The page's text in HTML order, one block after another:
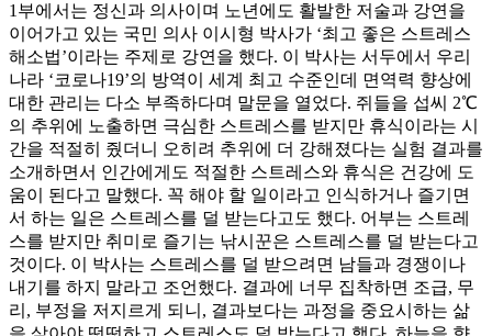
1부에서는 정신과 의사이며 노년에도 활발한 저술과 강연을
이어가고 있는 국민 의사 이시형 박사가 ‘최고 좋은 스트레스
해소법’이라는 주제로 강연을 했다. 이 박사는 서두에서 우리
나라 ‘코로나19’의 방역이 세계 최고 수준인데 면역력 향상에
대한 관리는 다소 부족하다며 말문을 열었다. 쥐들을 섭씨 2℃
의 추위에 노출하면 극심한 스트레스를 받지만 휴식이라는 시
간을 적절히 줬더니 오히려 추위에 더 강해졌다는 실험 결과를
소개하면서 인간에게도 적절한 스트레스와 휴식은 건강에 도
움이 된다고 말했다. 꼭 해야 할 일이라고 인식하거나 즐기면
서 하는 일은 스트레스를 덜 받는다고도 했다. 어부는 스트레
스를 받지만 취미로 즐기는 낚시꾼은 스트레스를 덜 받는다고
것이다. 이 박사는 스트레스를 덜 받으려면 남들과 경쟁이나
내기를 하지 말라고 조언했다. 결과에 너무 집착하면 조급, 무
리, 부정을 저지르게 되니, 결과보다는 과정을 중요시하는 삶